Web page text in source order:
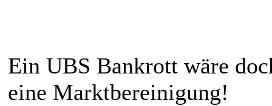
Ein UBS Bankrott wäre
eine Marktbereinigung!